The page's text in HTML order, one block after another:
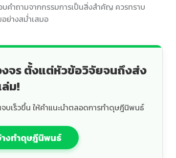
คำถามจากกรรมการเป็นสิ่งสำคัญ ควรทราบ
ย่างสม่ำเสมอ
จร ตั้งแต่หัวข้อวิจัยจนถึงส่ง
ล่ม!
บเร็วขึ้น ให้คำแนะนำตลอดการทำดุษฎีนิพนธ์
งทำดุษฎีนิพนธ์